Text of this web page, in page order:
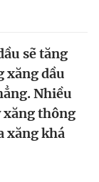
sẽ tăng
xăng dầu
Nhiều
xăng thông
xăng khá